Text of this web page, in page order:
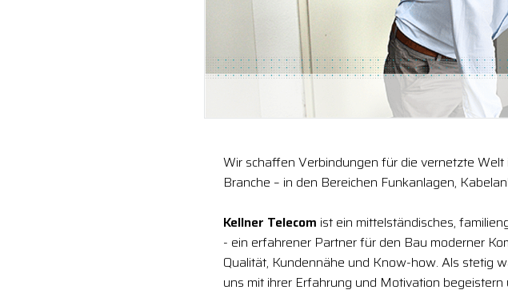
Wir schaffen Verbindungen für die vernetzte Welt
Branche – in den Bereichen Funkanlagen,
Kellner Telecom ist ein mittelständisches,
- ein erfahrener Partner für den Bau moderner
Qualität, Kundennähe und Know-how. Als stetig
uns mit ihrer Erfahrung und Motivation begeistern